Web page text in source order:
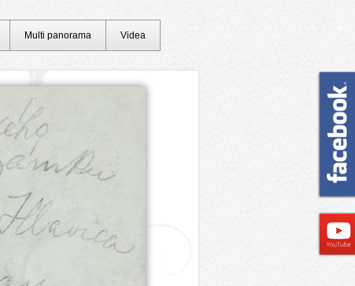
Multi panorama Videa